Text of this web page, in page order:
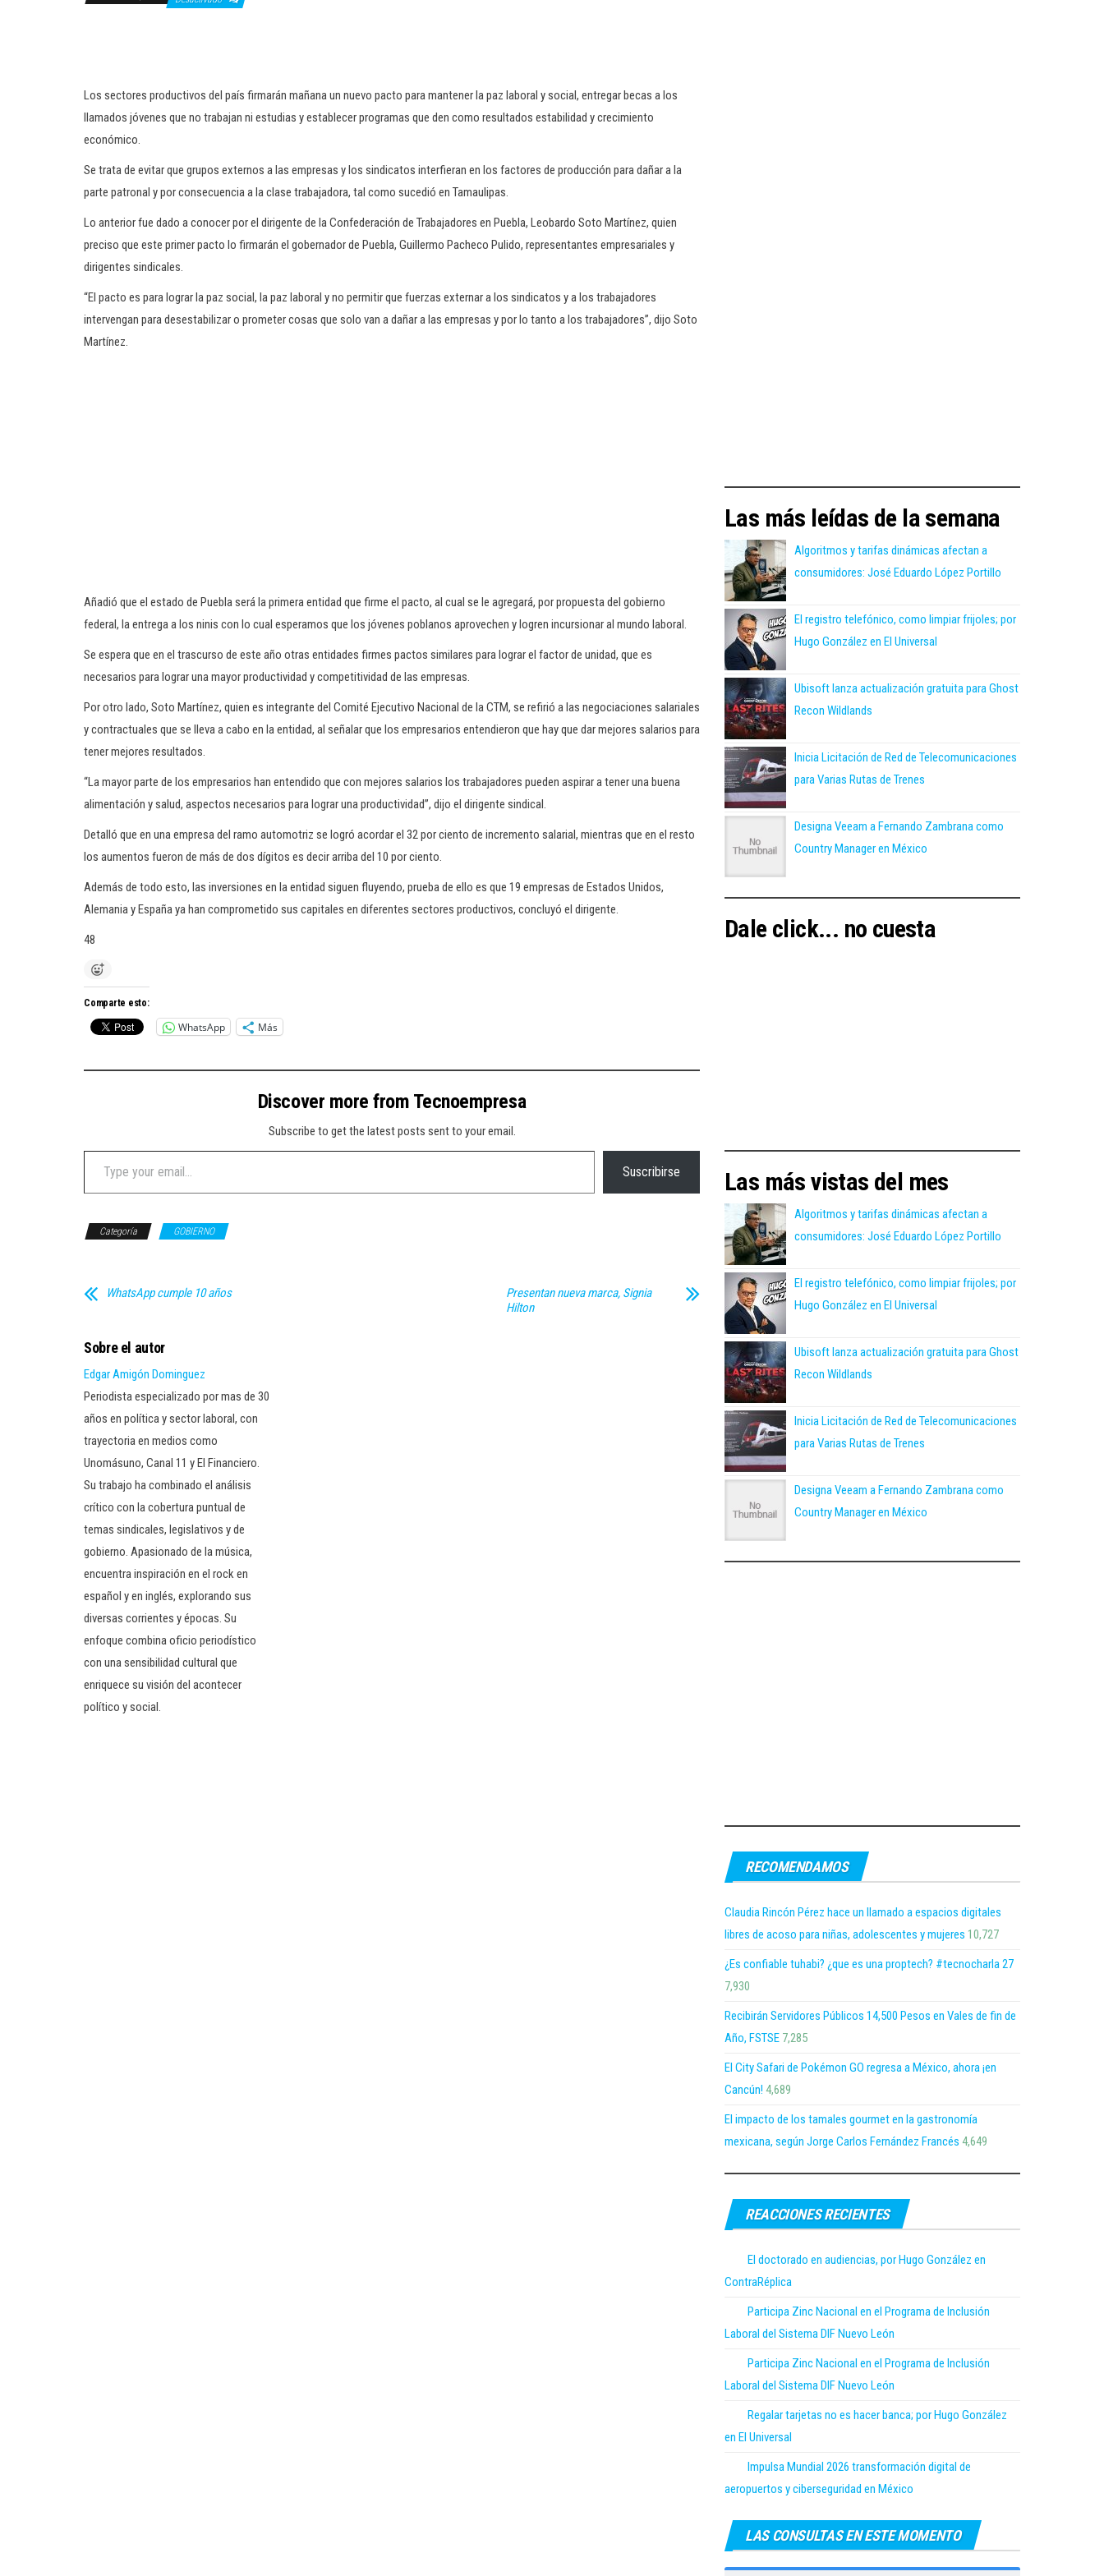
Los sectores productivos del país firmarán mañana un nuevo pacto para mantener la paz laboral y social, entregar becas a los
llamados jóvenes que no trabajan ni estudias y establecer programas que den como resultados estabilidad y crecimiento
económico.
Se trata de evitar que grupos externos a las empresas y los sindicatos interfieran en los factores de producción para dañar a la
parte patronal y por consecuencia a la clase trabajadora, tal como sucedió en Tamaulipas.
Lo anterior fue dado a conocer por el dirigente de la Confederación de Trabajadores en Puebla, Leobardo Soto Martínez, quien
preciso que este primer pacto lo firmarán el gobernador de Puebla, Guillermo Pacheco Pulido, representantes empresariales y
dirigentes sindicales.
“El pacto es para lograr la paz social, la paz laboral y no permitir que fuerzas externar a los sindicatos y a los trabajadores
intervengan para desestabilizar o prometer cosas que solo van a dañar a las empresas y por lo tanto a los trabajadores”, dijo Soto
Martínez.
Añadió que el estado de Puebla será la primera entidad que firme el pacto, al cual se le agregará, por propuesta del gobierno
federal, la entrega a los ninis con lo cual esperamos que los jóvenes poblanos aprovechen y logren incursionar al mundo laboral.
Se espera que en el trascurso de este año otras entidades firmes pactos similares para lograr el factor de unidad, que es
necesarios para lograr una mayor productividad y competitividad de las empresas.
Por otro lado, Soto Martínez, quien es integrante del Comité Ejecutivo Nacional de la CTM, se refirió a las negociaciones salariales
y contractuales que se lleva a cabo en la entidad, al señalar que los empresarios entendieron que hay que dar mejores salarios para
tener mejores resultados.
“La mayor parte de los empresarios han entendido que con mejores salarios los trabajadores pueden aspirar a tener una buena
alimentación y salud, aspectos necesarios para lograr una productividad”, dijo el dirigente sindical.
Detalló que en una empresa del ramo automotriz se logró acordar el 32 por ciento de incremento salarial, mientras que en el resto
los aumentos fueron de más de dos dígitos es decir arriba del 10 por ciento.
Además de todo esto, las inversiones en la entidad siguen fluyendo, prueba de ello es que 19 empresas de Estados Unidos,
Alemania y España ya han comprometido sus capitales en diferentes sectores productivos, concluyó el dirigente.
48
Comparte esto:
WhatsApp Más
Discover more from Tecnoempresa
Subscribe to get the latest posts sent to your email.
Type your email…
Suscribirse
Categoría GOBIERNO
WhatsApp cumple 10 años
Presentan nueva marca, Signia
Hilton
Sobre el autor
Edgar Amigón Dominguez
Periodista especializado por mas de 30
años en política y sector laboral, con
trayectoria en medios como
Unomásuno, Canal 11 y El Financiero.
Su trabajo ha combinado el análisis
crítico con la cobertura puntual de
temas sindicales, legislativos y de
gobierno. Apasionado de la música,
encuentra inspiración en el rock en
español y en inglés, explorando sus
diversas corrientes y épocas. Su
enfoque combina oficio periodístico
con una sensibilidad cultural que
enriquece su visión del acontecer
político y social.
Las más leídas de la semana
Algoritmos y tarifas dinámicas afectan a
consumidores: José Eduardo López Portillo
El registro telefónico, como limpiar frijoles; por
Hugo González en El Universal
Ubisoft lanza actualización gratuita para Ghost
Recon Wildlands
Inicia Licitación de Red de Telecomunicaciones
para Varias Rutas de Trenes
Designa Veeam a Fernando Zambrana como
Country Manager en México
Dale click... no cuesta
Las más vistas del mes
Algoritmos y tarifas dinámicas afectan a
consumidores: José Eduardo López Portillo
El registro telefónico, como limpiar frijoles; por
Hugo González en El Universal
Ubisoft lanza actualización gratuita para Ghost
Recon Wildlands
Inicia Licitación de Red de Telecomunicaciones
para Varias Rutas de Trenes
Designa Veeam a Fernando Zambrana como
Country Manager en México
RECOMENDAMOS
Claudia Rincón Pérez hace un llamado a espacios digitales
libres de acoso para niñas, adolescentes y mujeres 10,727
¿Es confiable tuhabi? ¿que es una proptech? #tecnocharla 27
7,930
Recibirán Servidores Públicos 14,500 Pesos en Vales de fin de
Año, FSTSE 7,285
El City Safari de Pokémon GO regresa a México, ahora ¡en
Cancún! 4,689
El impacto de los tamales gourmet en la gastronomía
mexicana, según Jorge Carlos Fernández Francés 4,649
REACCIONES RECIENTES
El doctorado en audiencias, por Hugo González en
ContraRéplica
Participa Zinc Nacional en el Programa de Inclusión
Laboral del Sistema DIF Nuevo León
Participa Zinc Nacional en el Programa de Inclusión
Laboral del Sistema DIF Nuevo León
Regalar tarjetas no es hacer banca; por Hugo González
en El Universal
Impulsa Mundial 2026 transformación digital de
aeropuertos y ciberseguridad en México
LAS CONSULTAS EN ESTE MOMENTO